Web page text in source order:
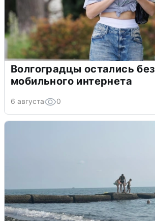
Волгоградцы остались без
мобильного интернета
6 августа 0